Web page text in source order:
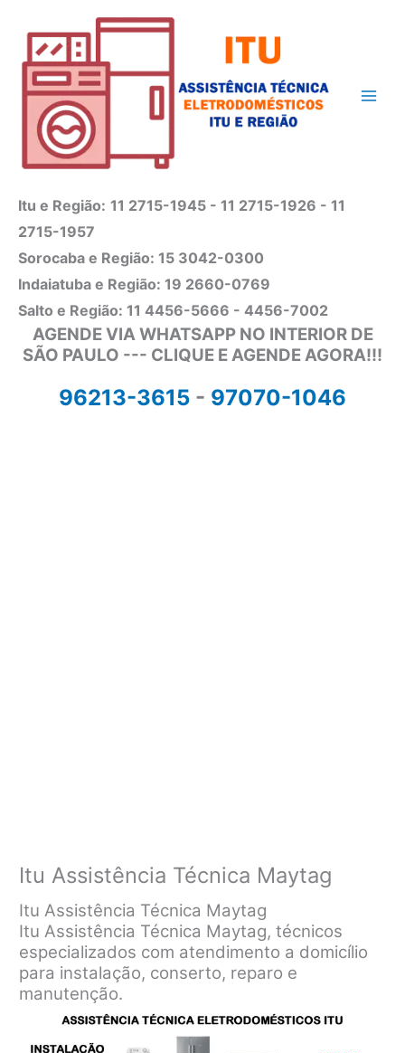
conteúdo
Itu e Região: 11 2715-1945 - 11 2715-1926 - 11
2715-1957
Sorocaba e Região: 15 3042-0300
Indaiatuba e Região: 19 2660-0769
Salto e Região: 11 4456-5666 - 4456-7002
AGENDE VIA WHATSAPP NO INTERIOR DE
SÃO PAULO --- CLIQUE E AGENDE AGORA!!!
96213-3615 - 97070-1046
Itu Assistência Técnica Maytag
Itu Assistência Técnica Maytag
Itu Assistência Técnica Maytag, técnicos
especializados com atendimento a domicílio
para instalação, conserto, reparo e
manutenção.